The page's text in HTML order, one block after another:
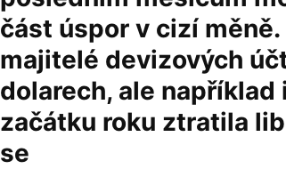
část úspor v cizí
majitelé devizových
dolarech, ale
začátku roku ztratila
se